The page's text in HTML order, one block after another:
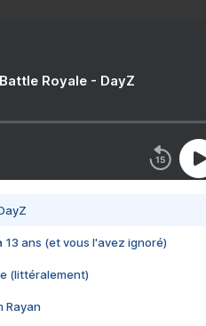
Royale - DayZ
13 ans (et vous l'avez ignoré)
(littéralement)
Rayan